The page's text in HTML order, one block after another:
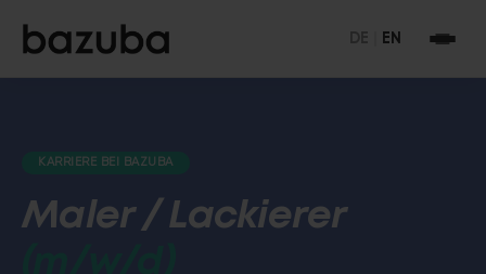
KARRIERE BEI BAZUBA
Maler / Lackierer
EN